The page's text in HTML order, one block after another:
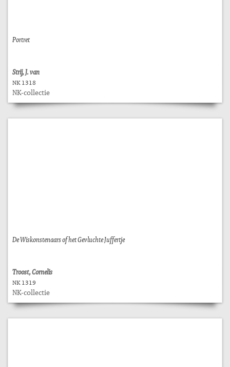
Portret
Strij, J. van
NK 1318
NK-collectie
De Wiskonstenaars of het Gevluchte Juffertje
Troost, Cornelis
NK 1319
NK-collectie